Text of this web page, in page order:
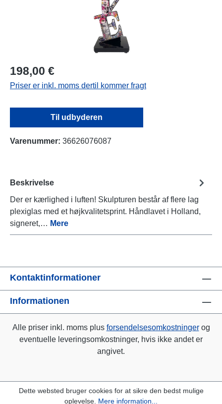
198,00 €
Priser er inkl. moms dertil kommer fragt
Til udbyderen
Varenummer: 36626076087
Beskrivelse
Der er kærlighed i luften! Skulpturen består af flere lag
plexiglas med et højkvalitetsprint. Håndlavet i Holland,
signeret,… Mere
Kontaktinformationer
Informationen
Alle priser inkl. moms plus forsendelsesomkostningerog
eventuelle leveringsomkostninger, hvis ikke andet er
angivet.
Dette websted bruger cookies for at sikre den bedst mulige
oplevelse. Mere information...